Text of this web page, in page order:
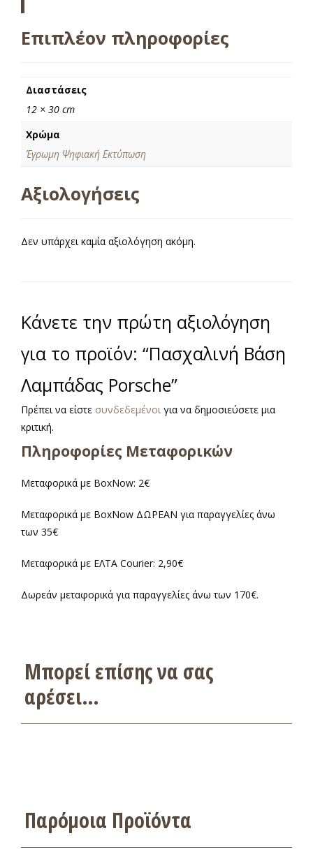
Επιπλέον πληροφορίες
Διαστάσεις
12 × 30 cm
Χρώμα
Έγρωμη Ψηφιακή Εκτύπωση
Αξιολογήσεις
Δεν υπάρχει καμία αξιολόγηση ακόμη.
Κάνετε την πρώτη αξιολόγηση
για το προϊόν: “Πασχαλινή Βάση
Λαμπάδας Porsche”
Πρέπει να είστε συνδεδεμένοι για να δημοσιεύσετε μια
κριτική.
Πληροφορίες Μεταφορικών
Μεταφορικά με BoxNow: 2€
Μεταφορικά με BoxNow ΔΩΡΕΑΝ για παραγγελίες άνω
των 35€
Μεταφορικά με ΕΛΤΑ Courier: 2,90€
Δωρεάν μεταφορικά για παραγγελίες άνω των 170€.
Μπορεί επίσης να σας
αρέσει…
Παρόμοια Προϊόντα